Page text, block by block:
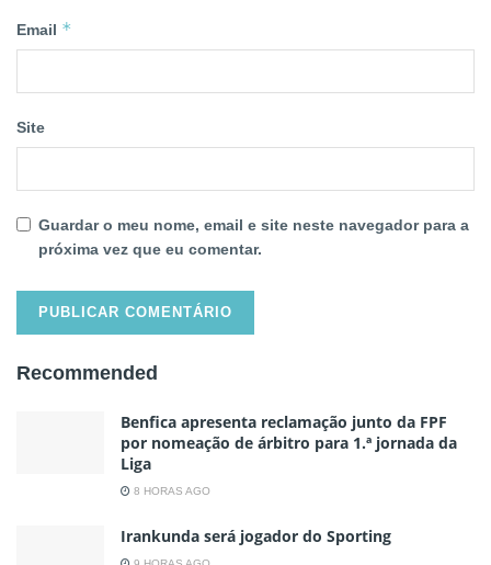
Email *
Site
Guardar o meu nome, email e site neste navegador para a
próxima vez que eu comentar.
Recommended
Benfica apresenta reclamação junto da FPF
por nomeação de árbitro para 1.ª jornada da
Liga
8 HORAS AGO
Irankunda será jogador do Sporting